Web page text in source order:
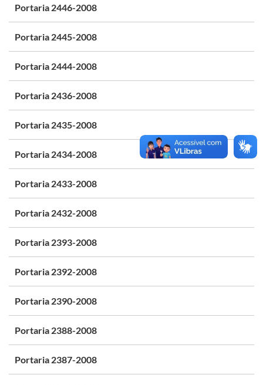
Portaria 2446-2008
Portaria 2445-2008
Portaria 2444-2008
Portaria 2436-2008
Portaria 2435-2008
Portaria 2434-2008
Portaria 2433-2008
Portaria 2432-2008
Portaria 2393-2008
Portaria 2392-2008
Portaria 2390-2008
Portaria 2388-2008
Portaria 2387-2008